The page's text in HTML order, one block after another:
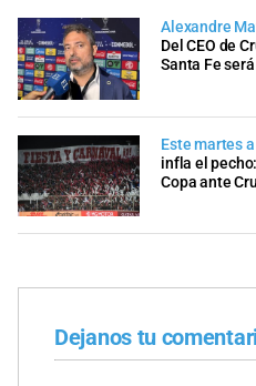
Alexandre
Del CEO de
Santa Fe
Este martes
infla el
Copa ante
Dejanos tu